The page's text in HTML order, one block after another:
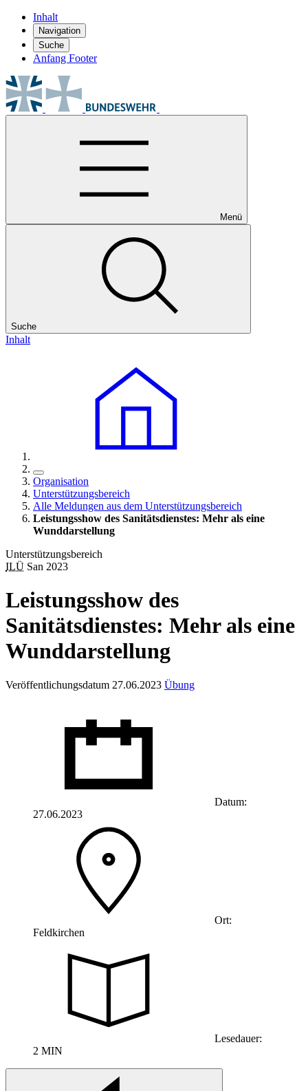
Inhalt
Navigation
Suche
Anfang Footer
Menü
Suche
Inhalt
Organisation
Unterstützungsbereich
Alle Meldungen aus dem Unterstützungsbereich
Leistungsshow des Sanitätsdienstes: Mehr als eine
Wunddarstellung
Unterstützungsbereich
ILÜ San 2023
Leistungsshow des
Sanitätsdienstes: Mehr als eine
Wunddarstellung
Veröffentlichungsdatum 27.06.2023 Übung
Datum:
27.06.2023
Ort:
Feldkirchen
Lesedauer:
2 MIN